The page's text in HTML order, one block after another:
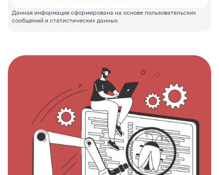
Данная информация сформирована на основе пользовательских
сообщений и статистических данных.